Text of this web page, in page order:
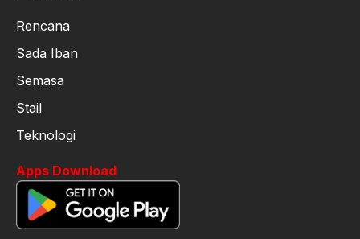
Rencana
Sada Iban
Semasa
Stail
Teknologi
Apps Download